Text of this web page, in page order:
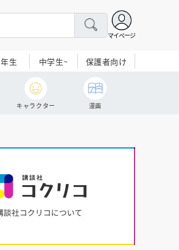
マイページ
年生 中学生~ 保護者向け
キャラクター 漫画